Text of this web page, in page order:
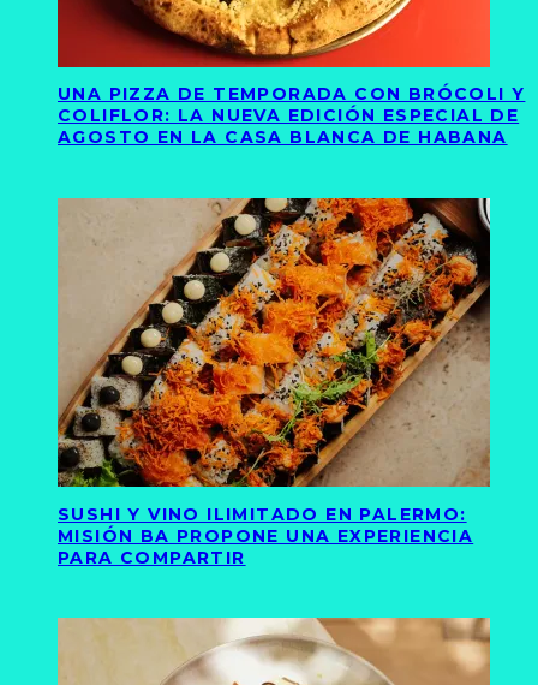
UNA PIZZA DE TEMPORADA CON BRÓCOLI Y
COLIFLOR: LA NUEVA EDICIÓN ESPECIAL DE
AGOSTO EN LA CASA BLANCA DE HABANA
SUSHI Y VINO ILIMITADO EN PALERMO:
MISIÓN BA PROPONE UNA EXPERIENCIA
PARA COMPARTIR